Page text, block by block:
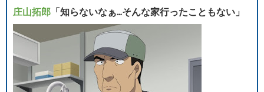
庄山拓郎 「知らないなぁ…そんな家行ったこともない」